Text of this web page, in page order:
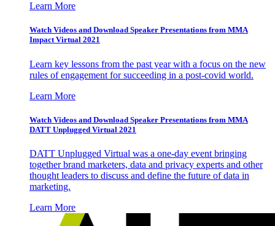
Learn More
Watch Videos and Download Speaker Presentations from MMA
Impact Virtual 2021
Learn key lessons from the past year with a focus on the new
rules of engagement for succeeding in a post-covid world.
Learn More
Watch Videos and Download Speaker Presentations from MMA
DATT Unplugged Virtual 2021
DATT Unplugged Virtual was a one-day event bringing
together brand marketers, data and privacy experts and other
thought leaders to discuss and define the future of data in
marketing.
Learn More